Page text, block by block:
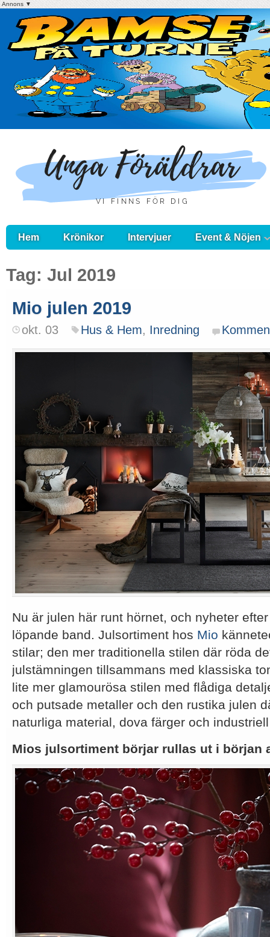
Annons ▼
Hem Krönikor Intervjuer Event & Nöjen
Tag: Jul 2019
Mio julen 2019
okt. 03 Hus & Hem, Inredning
Nu är julen här runt hörnet, och nyheter
löpande band. Julsortiment hos Mio
stilar; den mer traditionella stilen där röda
julstämningen tillsammans med klassiska
lite mer glamourösa stilen med flådiga
och putsade metaller och den rustika julen
naturliga material, dova färger och
Mios julsortiment börjar rullas ut i början